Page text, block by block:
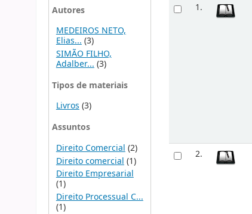
Autores
MEDEIROS NETO,
Elias...(3)
SIMÃO FILHO,
Adalber... (3)
Tipos de materiais
Livros(3)
Assuntos
Direito Comercial (2)
Direito comercial (1)
Direito Empresarial
(1)
Direito Processual C...
(1)
1.
2.